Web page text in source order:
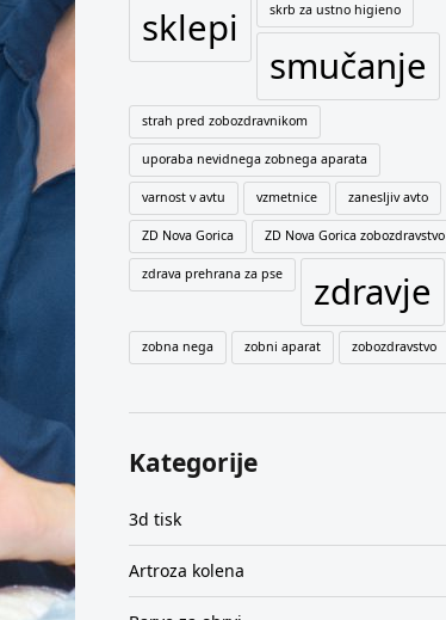
sklepi skrb za ustno higieno
smučanje
strah pred zobozdravnikom
uporaba nevidnega zobnega aparata
varnost v avtu vzmetnice zanesljiv avto
ZD Nova Gorica ZD Nova Gorica zobozdravstvo
zdrava prehrana za pse zdravje
zobna nega zobni aparat zobozdravstvo
Kategorije
3d tisk
Artroza kolena